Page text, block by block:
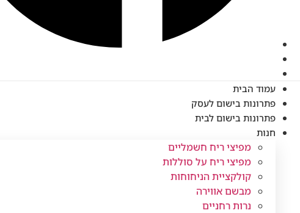
עמוד הבית
פתרונות בישום לעסק
פתרונות בישום לבית
חנות
מפיצי ריח חשמליים
מפיצי ריח על סוללות
קולקציית הניחוחות
מבשם אווירה
נרות רחניים